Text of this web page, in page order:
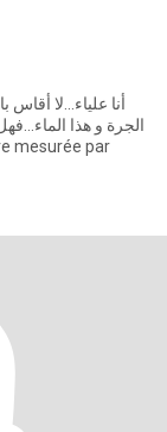
أنا علياء...لا
الجرة و هذا